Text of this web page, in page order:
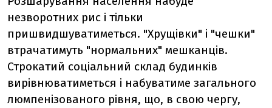
незворотних рис і тільки
пришвидшуватиметься. "Хрущівки" і "чешки"
втрачатимуть "нормальних" мешканців.
Строкатий соціальний склад будинків
вирівнюватиметься і набуватиме загального
люмпенізованого рівня, що, в свою чергу,